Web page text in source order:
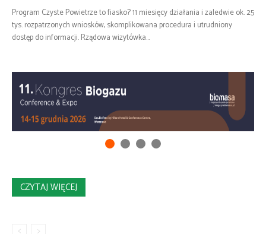
Program Czyste Powietrze to fiasko? 11 miesięcy działania i zaledwie ok. 25
tys. rozpatrzonych wniosków, skomplikowana procedura i utrudniony
dostęp do informacji. Rządowa wizytówka...
CZYTAJ WIĘCEJ